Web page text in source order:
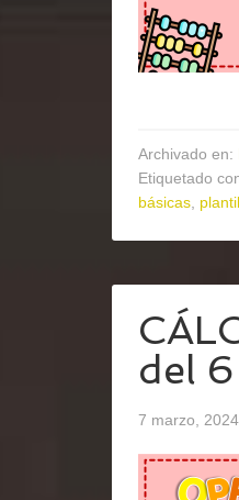
Archivado en:
Etiquetado
básicas
del 6
7 marzo, 2024